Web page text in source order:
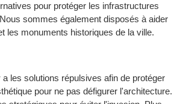
pour protéger les infrastructures
sommes également disposés à aider
les monuments historiques de la ville.
les solutions répulsives afin de protéger
pour ne pas défigurer l'architecture.